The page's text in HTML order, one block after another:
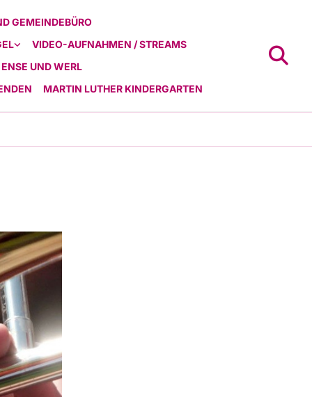
GEMEINDEBÜRO
VIDEO-AUFNAHMEN / STREAMS
UND WERL
MARTIN LUTHER KINDERGARTEN